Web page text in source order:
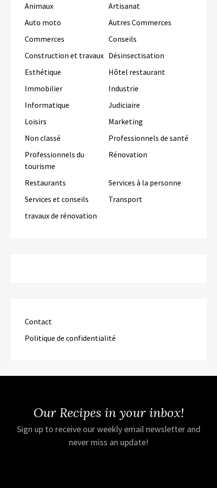
Animaux
Artisanat
Auto moto
Autres Commerces
Commerces
Conseils
Construction et travaux Désinsectisation
Esthétique
Hôtel restaurant
Immobilier
Industrie
Informatique
Judiciaire
Loisirs
Marketing
Non classé
Professionnels de santé
Professionnels du
tourisme
Rénovation
Restaurants
Services à la personne
Services et conseils
Transport
travaux de rénovation
Contact
Politique de confidentialité
Our Recipes in your inbox!
Sign up to receive our weekly email newsletter and
never miss an update!